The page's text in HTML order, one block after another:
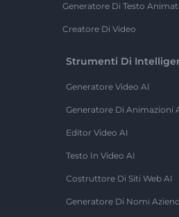
Generatore Di Testo
Creatore Di Video
Strumenti Di
Generatore Video AI
Generatore Di Animazioni
Editor Video AI
Testo In Video AI
Costruttore Di Siti Web AI
Generatore Di Nomi